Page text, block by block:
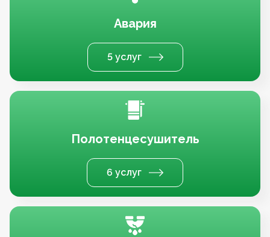
Авария
5 услуг
Полотенцесушитель
6 услуг